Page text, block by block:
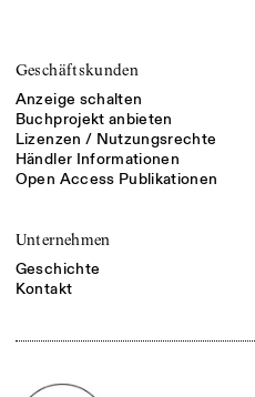
Geschäftskunden
Anzeige schalten
Buchprojekt anbieten
Lizenzen / Nutzungsrechte
Händler Informationen
Open Access Publikationen
Unternehmen
Geschichte
Kontakt